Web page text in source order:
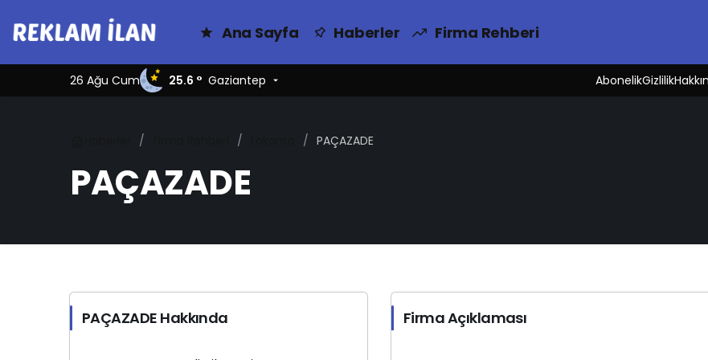
Ana Sayfa Haberler Firma Rehberi
26 Ağu Cum 25.6 ° Gaziantep AbonelikGizlilik
PAÇAZADE
PAÇAZADE
PAÇAZADE Hakkında Firma Açıklaması